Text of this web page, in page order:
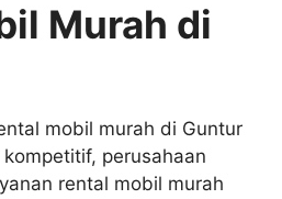
Murah di
mobil murah di Guntur
perusahaan
rental mobil murah